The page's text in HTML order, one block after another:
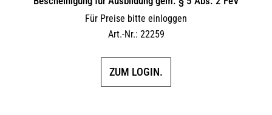
Für Preise bitte einloggen
Art.-Nr.: 22259
ZUM LOGIN.